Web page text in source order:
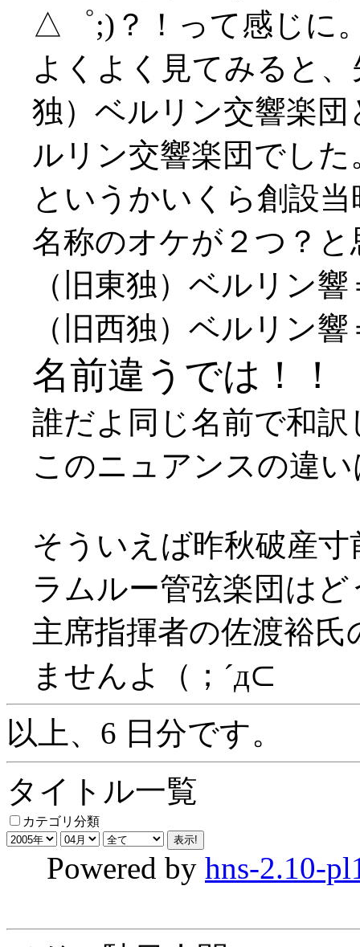
△゜;)？！って感じに
よくよく見てみると
独）ベルリン交響楽
ルリン交響楽団でした
というかいくら創設
名称のオケが２つ？
（旧東独）ベルリン響
（旧西独）ベルリン
名前違うでは！！
誰だよ同じ名前で和
このニュアンスの違
そういえば昨秋破産
ラムルー管弦楽団は
主席指揮者の佐渡裕
ませんよ（；´д⊂
以上、6 日分です。
タイトル一覧
カテゴリ分類
Powered by hns-2.10-